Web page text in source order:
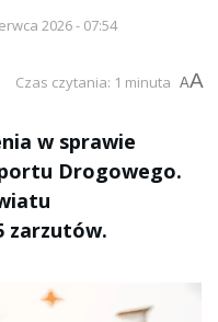
2026 - 07:54
Czas czytania: 1 minuta AA
w sprawie
Drogowego.
zarzutów.